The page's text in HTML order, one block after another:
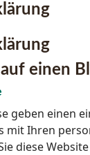
einen
geben einen
mit Ihren
diese